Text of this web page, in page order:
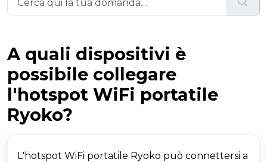
A quali dispositivi è
possibile collegare
l'hotspot WiFi portatile
Ryoko?
L'hotspot WiFi portatile Ryoko può connettersi a